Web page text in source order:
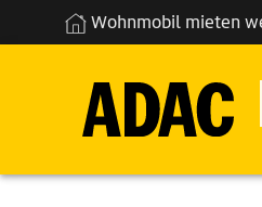
Wohnmobil mieten